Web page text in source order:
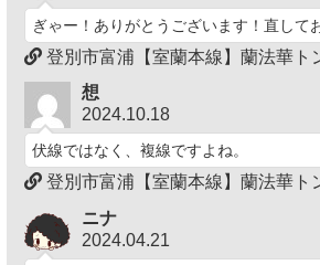
ぎゃー！ありがとうございます！直して
登別市富浦【室蘭本線】蘭法華ト
想
2024.10.18
伏線ではなく、複線ですよね。
登別市富浦【室蘭本線】蘭法華ト
ニナ
2024.04.21